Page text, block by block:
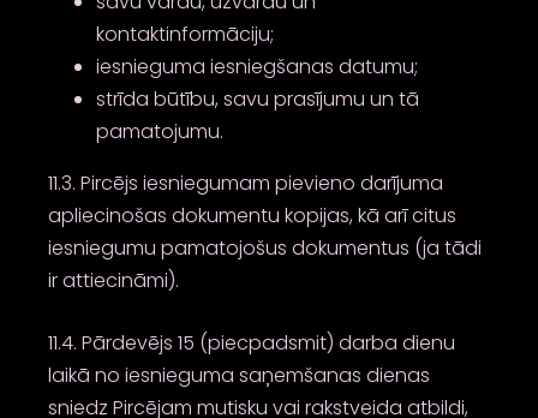
kontaktinformāciju;
iesnieguma iesniegšanas datumu;
strīda būtību, savu prasījumu un tā
pamatojumu.
11.3. Pircējs iesniegumam pievieno darījuma
apliecinošas dokumentu kopijas, kā arī citus
iesniegumu pamatojošus dokumentus (ja tādi
ir attiecināmi).
11.4. Pārdevējs 15 (piecpadsmit) darba dienu
laikā no iesnieguma saņemšanas dienas
sniedz Pircējam mutisku vai rakstveida atbildi,